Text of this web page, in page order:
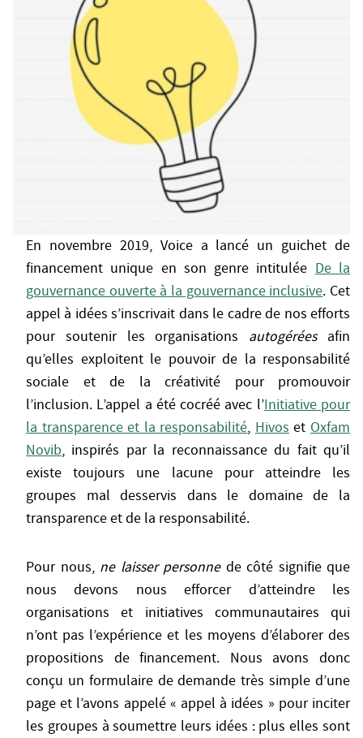
En novembre 2019, Voice a lancé un guichet de
financement unique en son genre intitulée De la
gouvernance ouverte à la gouvernance inclusive. Cet
appel à idées s’inscrivait dans le cadre de nos efforts
pour soutenir les organisations autogérées afin
qu’elles exploitent le pouvoir de la responsabilité
sociale et de la créativité pour promouvoir
l’inclusion. L’appel a été cocréé avec l’Initiative pour
la transparence et la responsabilité, Hivos et Oxfam
Novib, inspirés par la reconnaissance du fait qu’il
existe toujours une lacune pour atteindre les
groupes mal desservis dans le domaine de la
transparence et de la responsabilité.
Pour nous, ne laisser personne de côté signifie que
nous devons nous efforcer d’atteindre les
organisations et initiatives communautaires qui
n’ont pas l’expérience et les moyens d’élaborer des
propositions de financement. Nous avons donc
conçu un formulaire de demande très simple d’une
page et l’avons appelé « appel à idées » pour inciter
les groupes à soumettre leurs idées : plus elles sont